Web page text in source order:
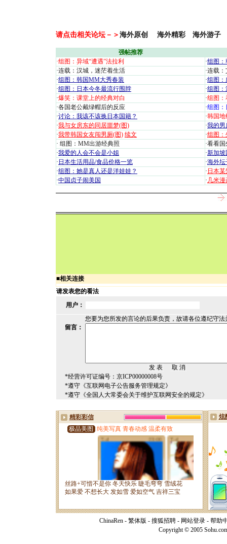
请点击相关论坛－＞ 海外原创 海外精彩 海外游子
强帖推荐
·组图：异域“遭遇”法拉利 ·组图：
·连载：汉城，迷茫着生活 ·连载：
·组图：韩国MM大秀春装 ·组图：
·组图：日本今冬最流行围脖 ·组图
·爆笑：课堂上的经典对白 ·组图：
·各国老公戴绿帽后的反应 ·组图：
·讨论：我该不该换日本国籍？ ·韩国地
·我与女房东的同居噩梦(图) ·我的男
·我带韩国女友闯男厕(图) 续文 ·组图：
· 组图：MM出游经典照 ·看看国
·我爱的人会不会是小姐 ·新加坡
· 日本生活用品/食品价格一览 ·海外坛
·组图：她是真人还是洋娃娃？ · 日本
·中国贞子闹美国 · 几米
■相关连接
请发表您的看法
用户：
您要为您所发的言论的后果负责，故请各位遵纪守
留言：
*经营许可证编号：京ICP00000008号
*遵守《互联网电子公告服务管理规定》
*遵守《全国人大常委会关于维护互联网安全的规定》
ChinaRen - 繁体版 - 搜狐招聘 - 网站登录 - 帮助
Copyright © 2005